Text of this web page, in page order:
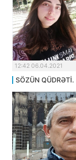
12:42 06.04.2021
SÖZÜN QÜDRƏTİ.